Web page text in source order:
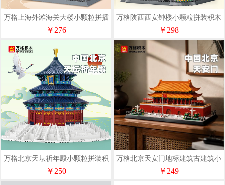
万格上海外滩海关大楼小颗粒拼插
积木#6231
￥276
万格陕西西安钟楼小颗粒拼装积木
#6228
￥298
万格北京天坛祈年殿小颗粒拼装积
木#5222
￥250
万格北京天安门地标建筑古建筑小
颗粒拼装积木#5218
￥249